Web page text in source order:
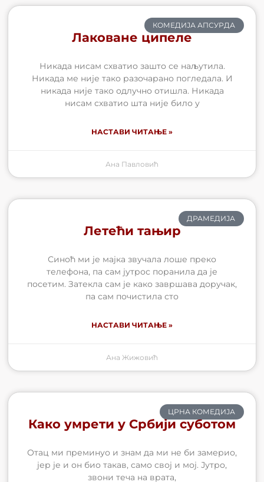
КОМЕДИЈА АПСУРДА
Лаковане ципеле
Никада нисам схватио зашто се наљутила.
Никада ме није тако разочарано погледала. И
никада није тако одлучно отишла. Никада
нисам схватио шта није било у
НАСТАВИ ЧИТАЊЕ »
Ана Павловић
ДРАМЕДИЈА
Летећи тањир
Синоћ ми је мајка звучала лоше преко
телефона, па сам јутрос поранила да је
посетим. Затекла сам је како завршава доручак,
па сам почистила сто
НАСТАВИ ЧИТАЊЕ »
Ана Жижовић
ЦРНА КОМЕДИЈА
Како умрети у Србији суботом
Отац ми преминуо и знам да ми не би замерио,
јер је и он био такав, само свој и мој. Јутро,
звони теча на врата,